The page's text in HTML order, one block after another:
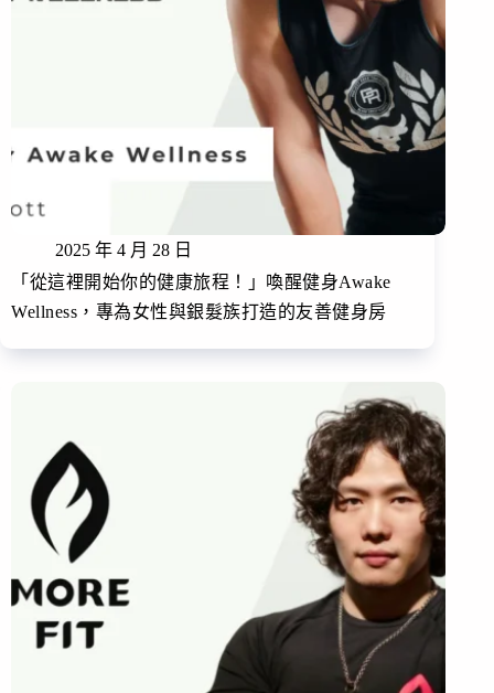
2025 年 4 月 28 日
「從這裡開始你的健康旅程！」喚醒健身Awake
Wellness，專為女性與銀髮族打造的友善健身房